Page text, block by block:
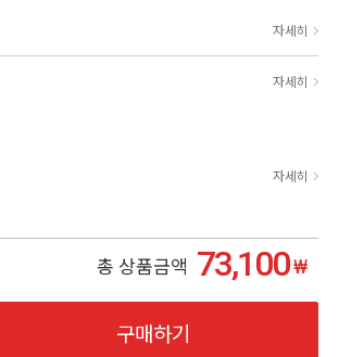
자세히
자세히
자세히
총 상품금액 73,100₩
구매하기